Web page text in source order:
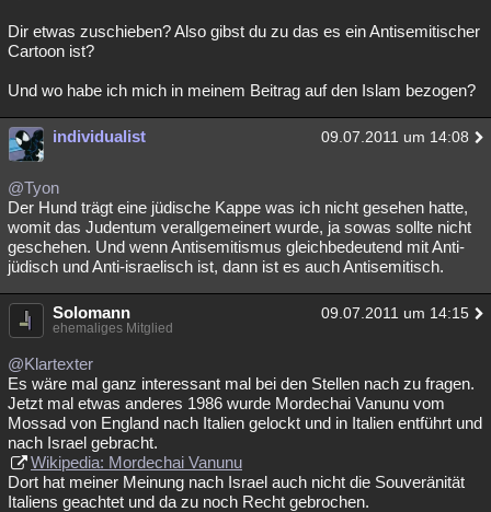
Dir etwas zuschieben? Also gibst du zu das es ein Antisemitischer
Cartoon ist?
Und wo habe ich mich in meinem Beitrag auf den Islam bezogen?
individualist 09.07.2011 um 14:08
@Tyon
Der Hund trägt eine jüdische Kappe was ich nicht gesehen hatte,
womit das Judentum verallgemeinert wurde, ja sowas sollte nicht
geschehen. Und wenn Antisemitismus gleichbedeutend mit Anti-
jüdisch und Anti-israelisch ist, dann ist es auch Antisemitisch.
Solomann 09.07.2011 um 14:15
ehemaliges Mitglied
@Klartexter
Es wäre mal ganz interessant mal bei den Stellen nach zu fragen.
Jetzt mal etwas anderes 1986 wurde Mordechai Vanunu vom
Mossad von England nach Italien gelockt und in Italien entführt und
nach Israel gebracht.
Wikipedia: Mordechai Vanunu
Dort hat meiner Meinung nach Israel auch nicht die Souveränität
Italiens geachtet und da zu noch Recht gebrochen.